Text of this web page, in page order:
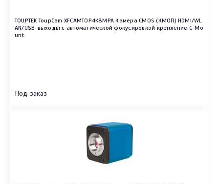
TOUPTEK ToupCam XFCAMTOP4K8MPA Камера CMOS (КМОП) HDMI/WL
AN/USB-выходы с автоматической фокусировкой крепление C-Mo
unt
Под заказ